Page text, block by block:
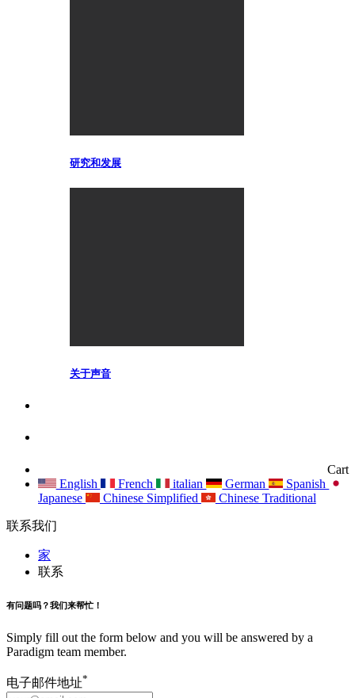
研究和发展
关于声音
Cart
English
French italian German
Spanish
Japanese
Chinese Simplified Chinese Traditional
联系我们
家
联系
有问题吗？我们来帮忙！
Simply fill out the form below and you will be answered by a
Paradigm team member.
电子邮件地址*